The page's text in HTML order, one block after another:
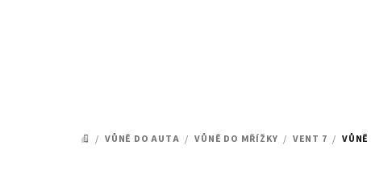
DOMŮ
/ VŮNĚ DO AUTA / VŮNĚ DO MŘÍŽKY / VENT 7 /